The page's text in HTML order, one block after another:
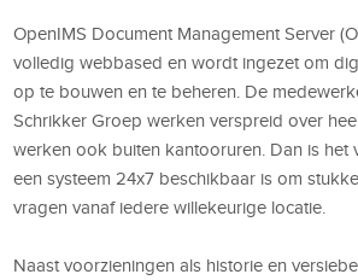
OpenIMS Document Management Server
volledig webbased en wordt ingezet om
op te bouwen en te beheren. De
Schrikker Groep werken verspreid over
werken ook buiten kantooruren. Dan is het
een systeem 24x7 beschikbaar is om
vragen vanaf iedere willekeurige locatie.
Naast voorzieningen als historie en